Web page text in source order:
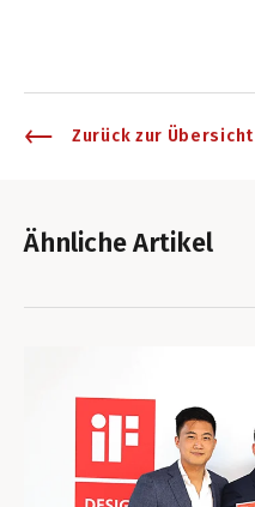
Zurück zur Übersicht
Ähnliche Artikel